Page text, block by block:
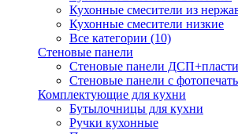
Кухонные смесители из
Кухонные смесители низкие
Все категории (10)
Стеновые панели
Стеновые панели
Стеновые панели с
Комплектующие для кухни
Бутылочницы для кухни
Ручки кухонные